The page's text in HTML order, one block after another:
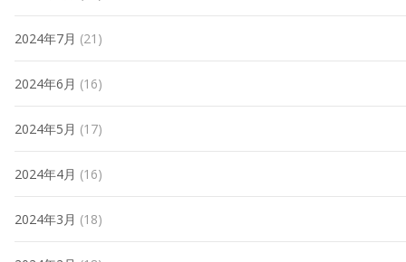
2024年7月 (21)
2024年6月 (16)
2024年5月 (17)
2024年4月 (16)
2024年3月 (18)